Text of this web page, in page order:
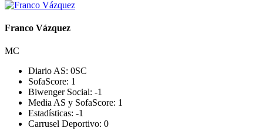
Franco Vázquez
MC
Diario AS: 0SC
SofaScore: 1
Biwenger Social: -1
Media AS y SofaScore: 1
Estadísticas: -1
Carrusel Deportivo: 0